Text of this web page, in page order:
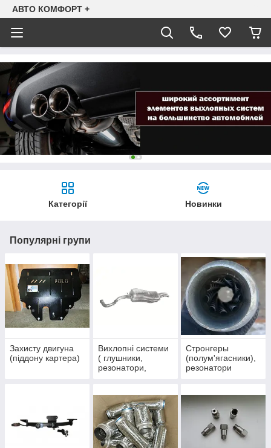
АВТО КОМФОРТ +
Категорії Новинки
Популярні групи
Захисту двигуна
(піддону картера)
Вихлопні системи
( глушники,
резонатори,
Стронгеры
(полум'ягасники),
резонатори